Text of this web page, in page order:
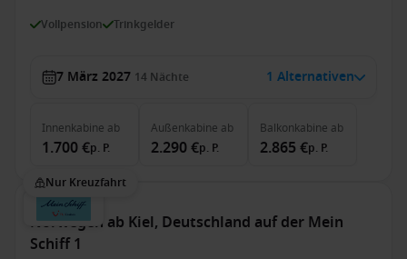
Vollpension Trinkgelder
7 März 2027 14 Nächte 1 Alternativen
Innenkabine ab
1.700 €p. P.
Außenkabine ab
2.290 €p. P.
Balkonkabine ab
2.865 €p. P.
Nur Kreuzfahrt
Norwegen ab Kiel, Deutschland auf der Mein
Schiff 1